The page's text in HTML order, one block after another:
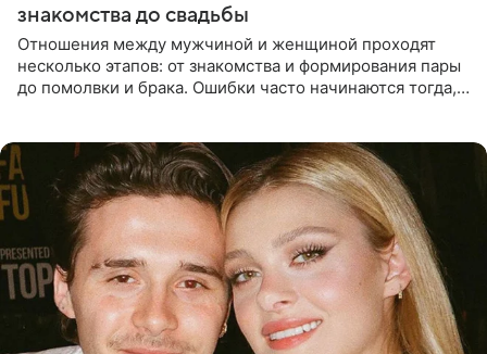
знакомства до свадьбы
Отношения между мужчиной и женщиной проходят
несколько этапов: от знакомства и формирования пары
до помолвки и брака. Ошибки часто начинаются тогда,